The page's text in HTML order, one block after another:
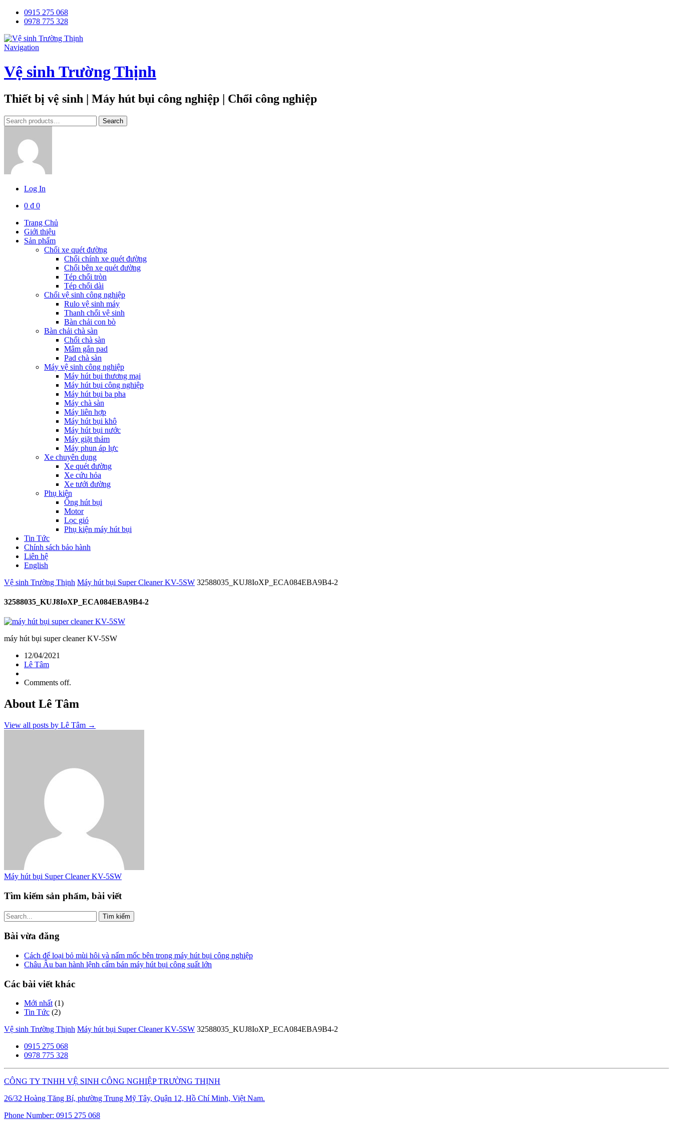
0915 275 068
0978 775 328
Navigation
Vệ sinh Trường Thịnh
Thiết bị vệ sinh | Máy hút bụi công nghiệp | Chổi công nghiệp
Tìm
kiếm:
Search
Log In
0 ₫ 0
Trang Chủ
Giới thiệu
Sản phẩm
Chổi xe quét đường
Chổi chính xe quét đường
Chổi bên xe quét đường
Tép chổi tròn
Tép chổi dài
Chổi vệ sinh công nghiệp
Rulo vệ sinh máy
Thanh chổi vệ sinh
Bàn chải con bò
Bàn chải chà sàn
Chổi chà sàn
Mâm gắn pad
Pad chà sàn
Máy vệ sinh công nghiệp
Máy hút bụi thương mại
Máy hút bụi công nghiệp
Máy hút bụi ba pha
Máy chà sàn
Máy liên hợp
Máy hút bụi khô
Máy hút bụi nước
Máy giặt thảm
Máy phun áp lực
Xe chuyên dụng
Xe quét đường
Xe cứu hỏa
Xe tưới đường
Phụ kiện
Ống hút bụi
Motor
Lọc gió
Phụ kiện máy hút bụi
Tin Tức
Chính sách bảo hành
Liên hệ
English
Vệ sinh Trường Thịnh Máy hút bụi Super Cleaner KV-5SW 32588035_KUJ8IoXP_ECA084EBA9B4-2
32588035_KUJ8IoXP_ECA084EBA9B4-2
máy hút bụi super cleaner KV-5SW
12/04/2021
Lê Tâm
Comments off.
About Lê Tâm
View all posts by Lê Tâm →
Máy hút bụi Super Cleaner KV-5SW
Tìm kiếm sản phẩm, bài viết
Tìm
kiếm
cho:
Bài vừa đăng
Cách để loại bỏ mùi hôi và nấm mốc bên trong máy hút bụi công nghiệp
Châu Âu ban hành lệnh cấm bán máy hút bụi công suất lớn
Các bài viết khác
Mới nhất(1)
Tin Tức (2)
Vệ sinh Trường Thịnh Máy hút bụi Super Cleaner KV-5SW 32588035_KUJ8IoXP_ECA084EBA9B4-2
0915 275 068
0978 775 328
CÔNG TY TNHH VỆ SINH CÔNG NGHIỆP TRƯỜNG THỊNH
26/32 Hoàng Tăng Bí, phường Trung Mỹ Tây, Quận 12, Hồ Chí Minh, Việt Nam.
Phone Number: 0915 275 068